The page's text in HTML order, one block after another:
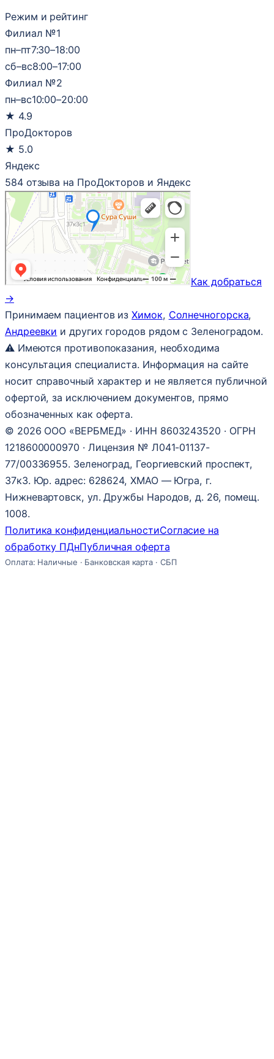
Режим и рейтинг
Филиал №1
пн–пт7:30–18:00
сб–вс8:00–17:00
Филиал №2
пн–вс10:00–20:00
★ 4.9
ПроДокторов
★ 5.0
Яндекс
584 отзыва на ПроДокторов и Яндекс
Как добраться
→
Принимаем пациентов изХимок, Солнечногорска,
Андреевки и других городов рядом с Зеленоградом.
⚠ Имеются противопоказания, необходима
консультация специалиста. Информация на сайте
носит справочный характер и не является публичной
офертой, за исключением документов, прямо
обозначенных как оферта.
© 2026 ООО «ВЕРБМЕД» · ИНН 8603243520 · ОГРН
1218600000970 · Лицензия № Л041-01137-
77/00336955. Зеленоград, Георгиевский проспект,
37к3. Юр. адрес: 628624, ХМАО — Югра, г.
Нижневартовск, ул. Дружбы Народов, д. 26, помещ.
1008.
Политика конфиденциальностиСогласие на
обработку ПДнПубличная оферта
Оплата: Наличные · Банковская карта · СБП